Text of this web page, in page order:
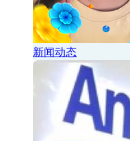
新闻动态